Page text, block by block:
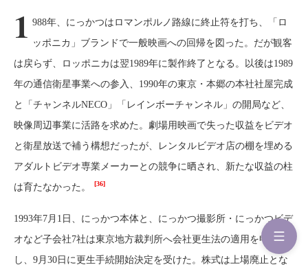
1 988年、にっかつはロマンポルノ路線に終止符を打ち、「ロ
ッポニカ」ブランドで一般映画への回帰を図った。だが観客
は戻らず、ロッポニカは翌1989年に製作終了となる。以後は1989
年の通信衛星事業への参入、1990年の東京・本郷の本社社屋完成
と「チャンネルNECO」「レインボーチャンネル」の開局など、
映像周辺事業に活路を求めた。劇場用映画で失った収益をビデオ
と衛星放送で補う構想だったが、レンタルビデオ店の棚を埋める
アダルトビデオ専業メーカーとの競争に晒され、新たな収益の柱
は育たなかった。
[36]
1993年7月1日、にっかつ本体と、にっかつ撮影所・にっかつビデ
オなど子会社7社は東京地方裁判所へ会社更生法の適用を申請
し、9月30日に更生手続開始決定を受けた。株式は上場廃止とな